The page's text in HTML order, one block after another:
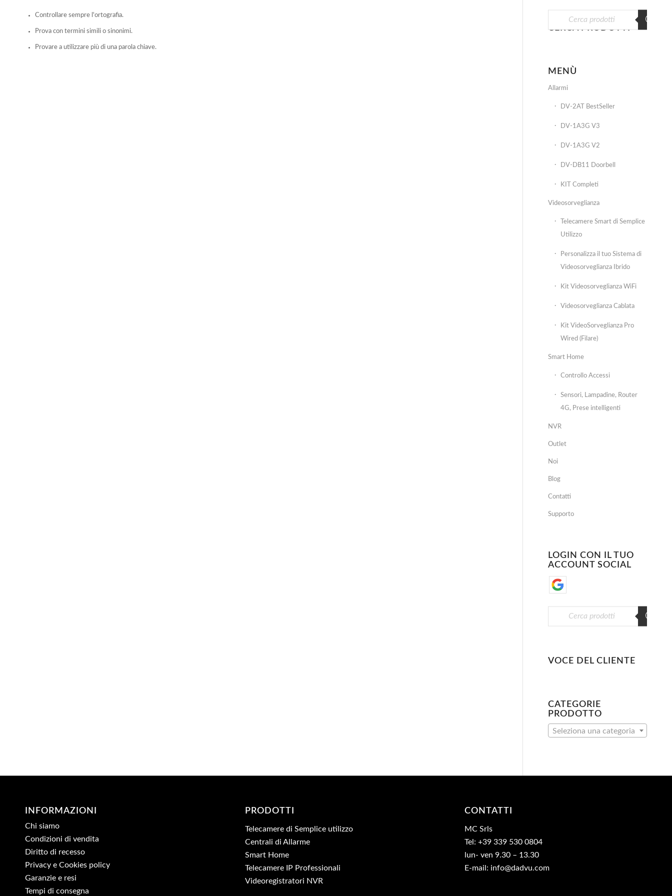
Controllare sempre l'ortografia.
Prova con termini simili o sinonimi.
Provare a utilizzare più di una parola chiave.
CERCA PRODOTTI
MENÙ
Allarmi
DV-2AT BestSeller
DV-1A3G V3
DV-1A3G V2
DV-DB11 Doorbell
KIT Completi
Videosorveglianza
Telecamere Smart di Semplice
Utilizzo
Personalizza il tuo Sistema di
Videosorveglianza Ibrido
Kit Videosorveglianza WiFi
Videosorveglianza Cablata
Kit VideoSorveglianza Pro
Wired (Filare)
Smart Home
Controllo Accessi
Sensori, Lampadine, Router
4G, Prese intelligenti
NVR
Outlet
Noi
Blog
Contatti
Supporto
LOGIN CON IL TUO
ACCOUNT SOCIAL
VOCE DEL CLIENTE
CATEGORIE
PRODOTTO
Seleziona una categoria
INFORMAZIONI
Chi siamo
Condizioni di vendita
Diritto di recesso
Privacy e Cookies policy
Garanzie e resi
Tempi di consegna
PRODOTTI
Telecamere di Semplice utilizzo
Centrali di Allarme
Smart Home
Telecamere IP Professionali
Videoregistratori NVR
CONTATTI
MC Srls
Tel: +39 339 530 0804
lun- ven 9.30 – 13.30
E-mail: info@dadvu.com